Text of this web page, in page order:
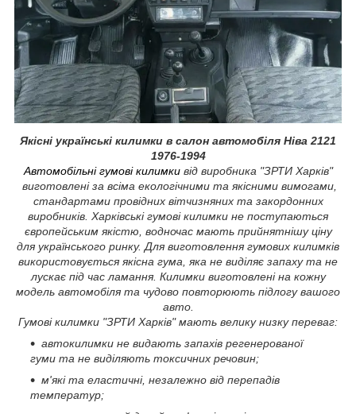
Якісні українські килимки в салон автомобіля Ніва 2121
1976-1994
Автомобільні гумові килимкивід виробника "ЗРТИ Харків"
виготовлені за всіма екологічними та якісними вимогами,
стандартами провідних вітчизняних та закордонних
виробників. Харківські гумові килимки не поступаються
європейським якістю, водночас мають прийнятнішу ціну
для українського ринку. Для виготовлення гумових килимків
використовується якісна гума, яка не виділяє запаху та не
лускає під час ламання. Килимки виготовлені на кожну
модель автомобіля та чудово повторюють підлогу вашого
авто.
Гумові килимки "ЗРТИ Харків" мають велику низку переваг:
автокилимки не видають запахів регенерованої
гуми та не виділяють токсичних речовин;
м'які та еластичні, незалежно від перепадів
температур;